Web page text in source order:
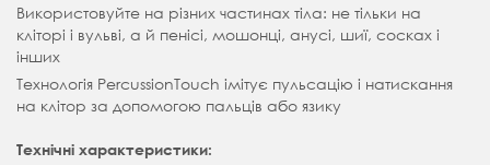
Використовуйте на різних частинах тіла: не тільки на
кліторі і вульві, а й пенісі, мошонці, анусі, шиї, сосках і
інших
Технологія PercussionTouch імітує пульсацію і натискання
на клітор за допомогою пальців або язику
Технічні характеристики: